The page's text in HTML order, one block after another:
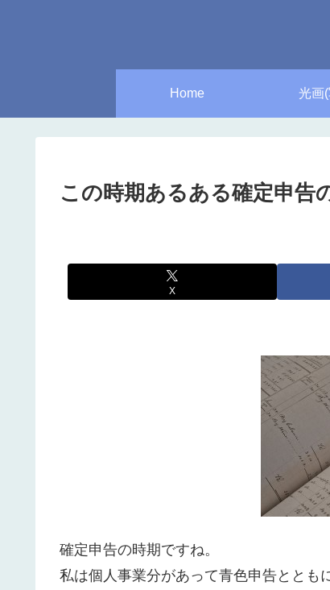
Home 光画
この時期あるある確定申告
X
確定申告の時期ですね。
私は個人事業分があって青色申告ととも